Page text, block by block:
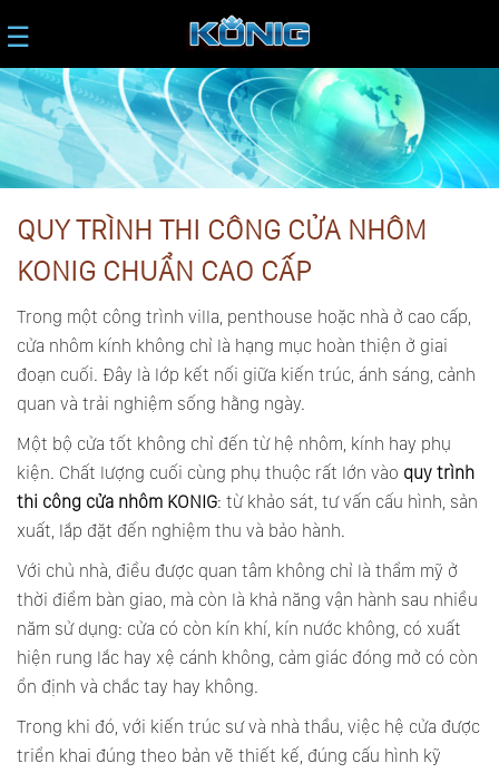
☰
QUY TRÌNH THI CÔNG CỬA NHÔM
KONIG CHUẨN CAO CẤP
Trong một công trình villa, penthouse hoặc nhà ở cao cấp,
cửa nhôm kính không chỉ là hạng mục hoàn thiện ở giai
đoạn cuối. Đây là lớp kết nối giữa kiến trúc, ánh sáng, cảnh
quan và trải nghiệm sống hằng ngày.
Một bộ cửa tốt không chỉ đến từ hệ nhôm, kính hay phụ
kiện. Chất lượng cuối cùng phụ thuộc rất lớn vào quy trình
thi công cửa nhôm KONIG: từ khảo sát, tư vấn cấu hình, sản
xuất, lắp đặt đến nghiệm thu và bảo hành.
Với chủ nhà, điều được quan tâm không chỉ là thẩm mỹ ở
thời điểm bàn giao, mà còn là khả năng vận hành sau nhiều
năm sử dụng: cửa có còn kín khí, kín nước không, có xuất
hiện rung lắc hay xệ cánh không, cảm giác đóng mở có còn
ổn định và chắc tay hay không.
Trong khi đó, với kiến trúc sư và nhà thầu, việc hệ cửa được
triển khai đúng theo bản vẽ thiết kế, đúng cấu hình kỹ